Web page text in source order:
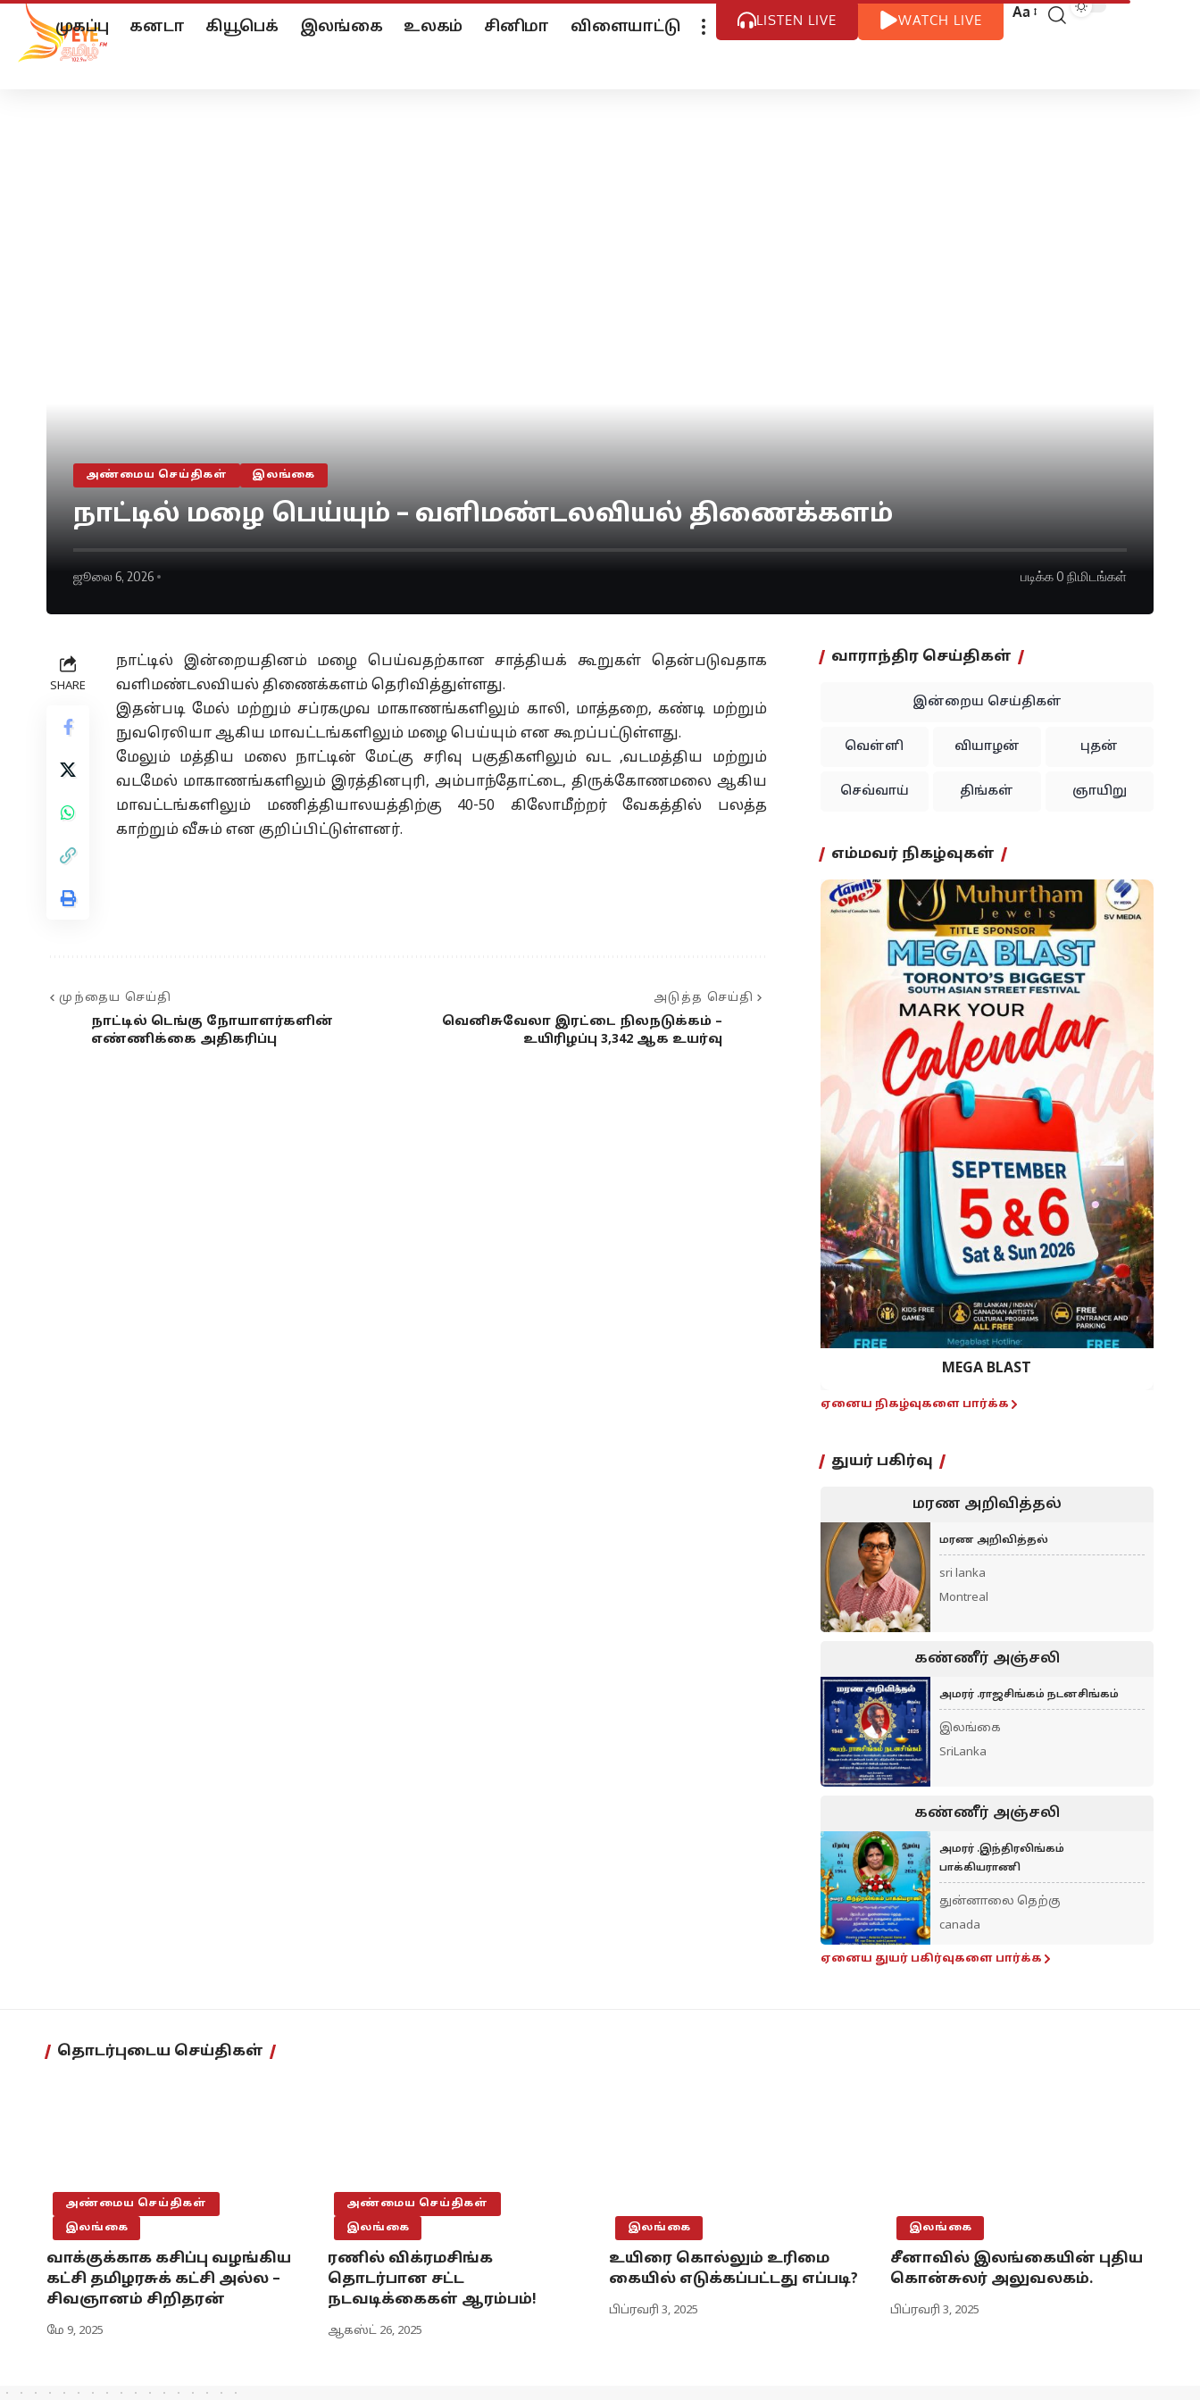
முகப்பு கனடா கியூபெக் இலங்கை உலகம் சினிமா விளையாட்டு LISTEN LIVE WATCH LIVE Aa
அண்மைய செய்திகள் இலங்கை
நாட்டில் மழை பெய்யும் – வளிமண்டலவியல் திணைக்களம்
ஜூலை 6, 2026 படிக்க 0 நிமிடங்கள்
SHARE
நாட்டில் இன்றையதினம் மழை பெய்வதற்கான சாத்தியக் கூறுகள் தென்படுவதாக
வளிமண்டலவியல் திணைக்களம் தெரிவித்துள்ளது.
இதன்படி மேல் மற்றும் சப்ரகமுவ மாகாணங்களிலும் காலி, மாத்தறை, கண்டி மற்றும்
நுவரெலியா ஆகிய மாவட்டங்களிலும் மழை பெய்யும் என கூறப்பட்டுள்ளது.
மேலும் மத்திய மலை நாட்டின் மேட்கு சரிவு பகுதிகளிலும் வட ,வடமத்திய மற்றும்
வடமேல் மாகாணங்களிலும் இரத்தினபுரி, அம்பாந்தோட்டை, திருக்கோணமலை ஆகிய
மாவட்டங்களிலும் மணித்தியாலயத்திற்கு 40-50 கிலோமீற்றர் வேகத்தில் பலத்த
காற்றும் வீசும் என குறிப்பிட்டுள்ளனர்.
முந்தைய செய்தி
நாட்டில் டெங்கு நோயாளர்களின்
எண்ணிக்கை அதிகரிப்பு
அடுத்த செய்தி
வெனிசுவேலா இரட்டை நிலநடுக்கம் –
உயிரிழப்பு 3,342 ஆக உயர்வு
வாராந்திர செய்திகள்
இன்றைய செய்திகள்
வெள்ளி வியாழன் புதன்
செவ்வாய் திங்கள் ஞாயிறு
எம்மவர் நிகழ்வுகள்
MEGA BLAST
ஏனைய நிகழ்வுகளை பார்க்க
துயர் பகிர்வு
மரண அறிவித்தல்
மரண அறிவித்தல்
sri lanka
Montreal
கண்ணீர் அஞ்சலி
அமரர் .ராஜசிங்கம் நடனசிங்கம்
இலங்கை
SriLanka
கண்ணீர் அஞ்சலி
அமரர் .இந்திரலிங்கம்
பாக்கியராணி
துன்னாலை தெற்கு
canada
ஏனைய துயர் பகிர்வுகளை பார்க்க
தொடர்புடைய செய்திகள்
அண்மைய செய்திகள்
இலங்கை
வாக்குக்காக கசிப்பு வழங்கிய
கட்சி தமிழரசுக் கட்சி அல்ல –
சிவஞானம் சிறிதரன்
மே 9, 2025
அண்மைய செய்திகள்
இலங்கை
ரணில் விக்ரமசிங்க
தொடர்பான சட்ட
நடவடிக்கைகள் ஆரம்பம்!
ஆகஸ்ட் 26, 2025
இலங்கை
உயிரை கொல்லும் உரிமை
கையில் எடுக்கப்பட்டது எப்படி?
பிப்ரவரி 3, 2025
இலங்கை
சீனாவில் இலங்கையின் புதிய
கொன்சுலர் அலுவலகம்.
பிப்ரவரி 3, 2025